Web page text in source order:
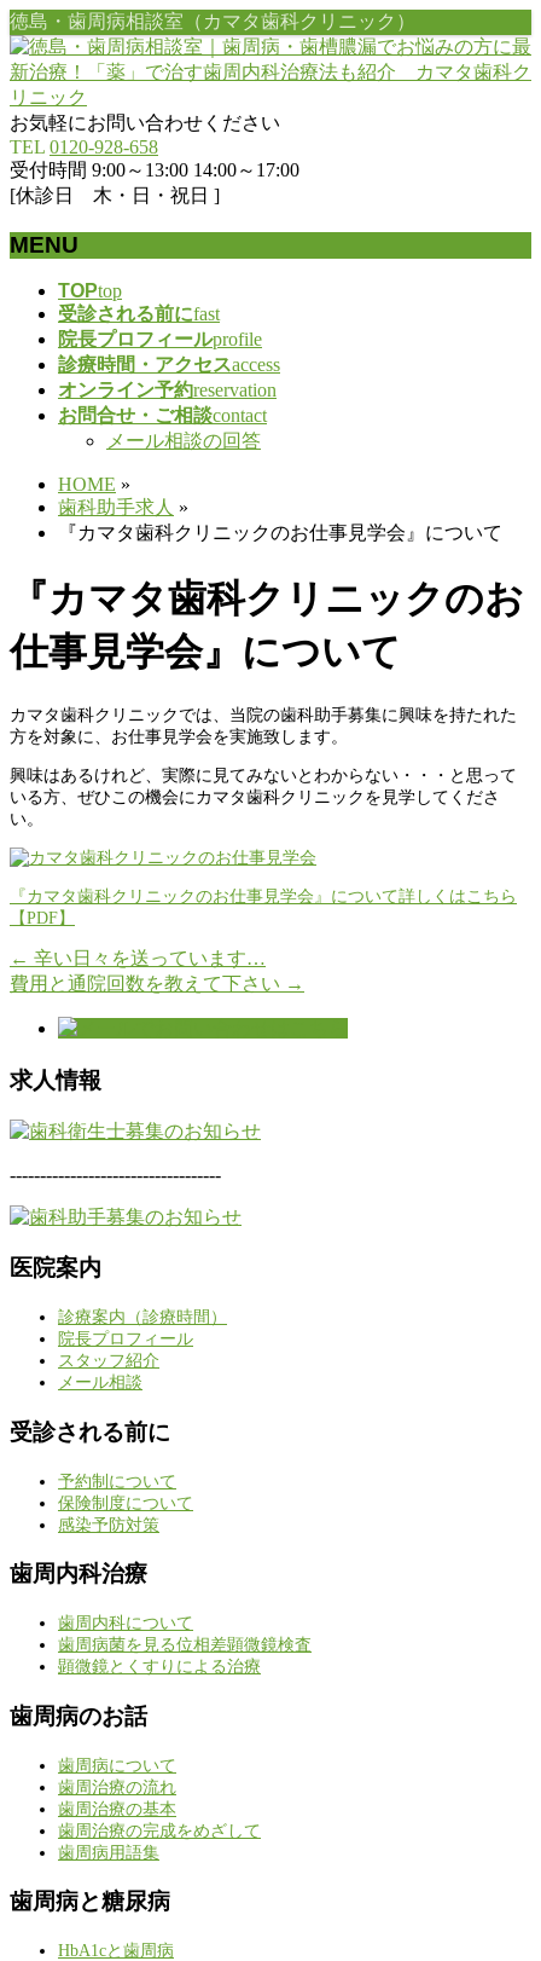
徳島・歯周病相談室（カマタ歯科クリニック）
お気軽にお問い合わせください
TEL 0120-928-658
受付時間 9:00～13:00 14:00～17:00
[休診日 木・日・祝日 ]
MENU
TOPtop
受診される前にfast
院長プロフィールprofile
診療時間・アクセスaccess
オンライン予約reservation
お問合せ・ご相談contact
メール相談の回答
HOME »
歯科助手求人 »
『カマタ歯科クリニックのお仕事見学会』について
『カマタ歯科クリニックのお
仕事見学会』について
カマタ歯科クリニックでは、当院の歯科助手募集に興味を持たれた
方を対象に、お仕事見学会を実施致します。
興味はあるけれど、実際に見てみないとわからない・・・と思って
いる方、ぜひこの機会にカマタ歯科クリニックを見学してくださ
い。
『カマタ歯科クリニックのお仕事見学会』について詳しくはこちら
【PDF】
← 辛い日々を送っています…
費用と通院回数を教えて下さい →
求人情報
-----------------------------------
医院案内
診療案内（診療時間）
院長プロフィール
スタッフ紹介
メール相談
受診される前に
予約制について
保険制度について
感染予防対策
歯周内科治療
歯周内科について
歯周病菌を見る位相差顕微鏡検査
顕微鏡とくすりによる治療
歯周病のお話
歯周病について
歯周治療の流れ
歯周治療の基本
歯周治療の完成をめざして
歯周病用語集
歯周病と糖尿病
HbA1cと歯周病